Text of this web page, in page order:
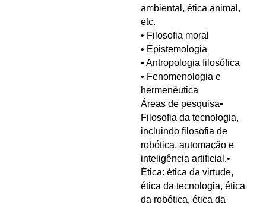
ambiental, ética animal,
etc.
• Filosofia moral
• Epistemologia
• Antropologia filosófica
• Fenomenologia e
hermenêutica
Áreas de pesquisa•
Filosofia da tecnologia,
incluindo filosofia de
robótica, automação e
inteligência artificial.•
Ética: ética da virtude,
ética da tecnologia, ética
da robótica, ética da